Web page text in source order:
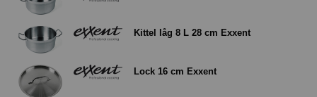
Kittel låg 8 L 28 cm Exxent
Lock 16 cm Exxent